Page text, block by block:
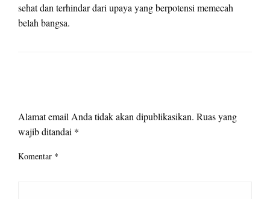
sehat dan terhindar dari upaya yang berpotensi memecah
belah bangsa.
Alamat email Anda tidak akan dipublikasikan. Ruas yang
wajib ditandai *
Komentar *